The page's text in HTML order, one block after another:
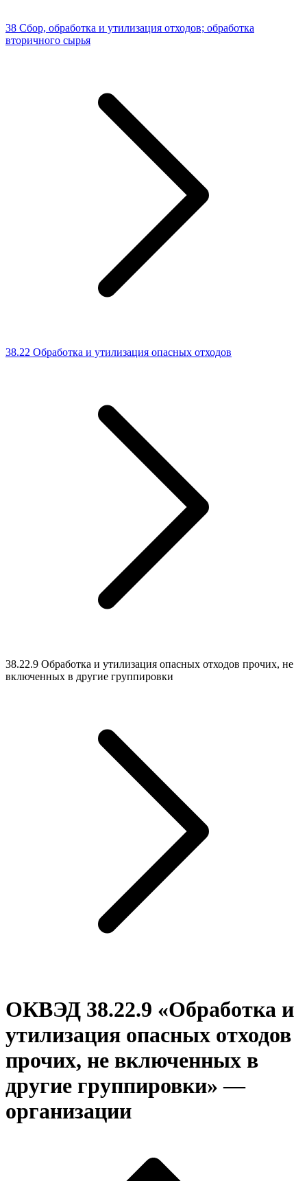
38 Сбор, обработка и утилизация отходов; обработка
вторичного сырья
38.22 Обработка и утилизация опасных отходов
38.22.9 Обработка и утилизация опасных отходов прочих, не
включенных в другие группировки
ОКВЭД 38.22.9 «Обработка и
утилизация опасных отходов
прочих, не включенных в
другие группировки» —
организации